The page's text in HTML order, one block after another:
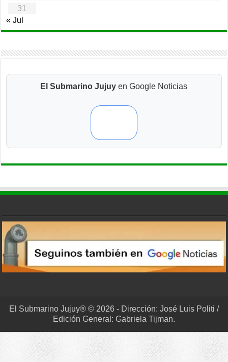
31
« Jul
El Submarino Jujuy en Google Noticias
El Submarino Jujuy® © 2026 - Dirección: José Luis Politi /
Edición General: Gabriela Tijman.